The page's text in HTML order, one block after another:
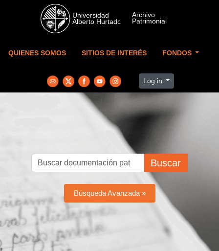
Skip to main content
QUIENES SOMOS SITIOS DE INTERÉS FONDOS
Log in
Buscar
Búsqueda Avanzada »